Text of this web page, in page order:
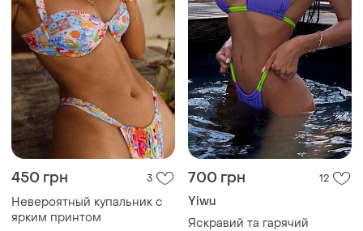
450 грн 3
Невероятный купальник с
ярким принтом
700 грн 12
Yiwu
Яскравий та гарячий